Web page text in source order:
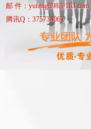
邮 件：yufeng898@163.com
腾讯Q：375734062